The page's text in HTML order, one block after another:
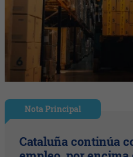
Nota Principal
Cataluña continúa